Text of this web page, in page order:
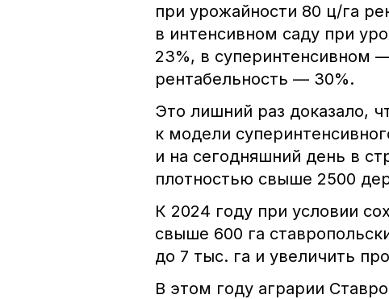
при урожайности 80 ц/га
в интенсивном саду при
23%, в суперинтенсивном
рентабельность — 30%.
Это лишний раз доказало,
к модели
и на сегодняшний день в
плотностью свыше 2500
К 2024 году при условии
свыше 600 га
до 7 тыс. га и увеличить
В этом году аграрии